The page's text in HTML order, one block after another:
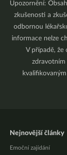
Upozornění:
zkušenosti a
odbornou
informace nelze
V případě, že
zdravotním
Nejnovější články
Emoční zajídání